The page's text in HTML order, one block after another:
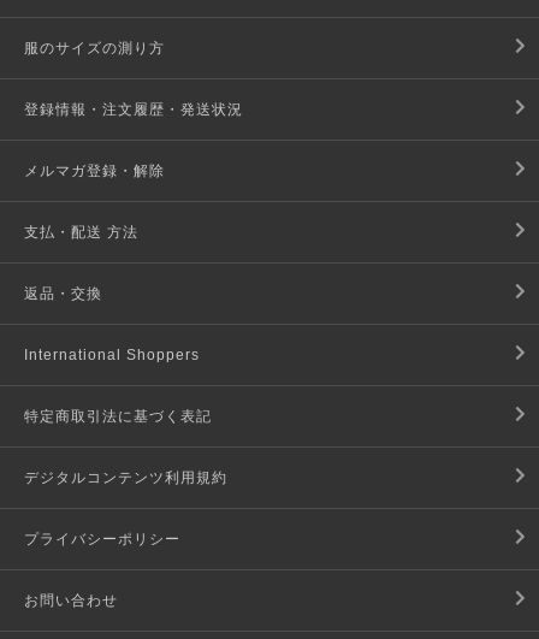
服のサイズの測り方
登録情報・注文履歴・発送状況
メルマガ登録・解除
支払・配送 方法
返品・交換
International Shoppers
特定商取引法に基づく表記
デジタルコンテンツ利用規約
プライバシーポリシー
お問い合わせ